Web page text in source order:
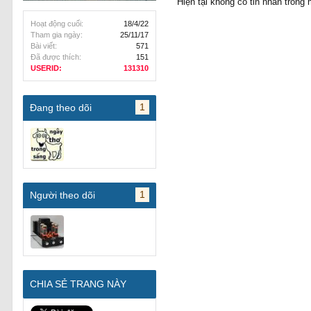
Hoạt động cuối:
18/4/22
Tham gia ngày:
25/11/17
Bài viết:
571
Đã được thích:
151
USERID:
131310
Đang theo dõi 1
Người theo dõi 1
CHIA SẺ TRANG NÀY